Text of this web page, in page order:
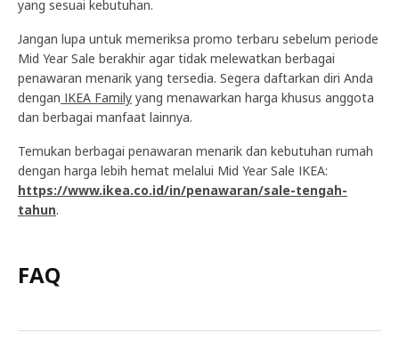
yang sesuai kebutuhan.
Jangan lupa untuk memeriksa promo terbaru sebelum periode
Mid Year Sale berakhir agar tidak melewatkan berbagai
penawaran menarik yang tersedia. Segera daftarkan diri Anda
dengan IKEA Family yang menawarkan harga khusus anggota
dan berbagai manfaat lainnya.
Temukan berbagai penawaran menarik dan kebutuhan rumah
dengan harga lebih hemat melalui Mid Year Sale IKEA:
https://www.ikea.co.id/in/penawaran/sale-tengah-
tahun.
FAQ